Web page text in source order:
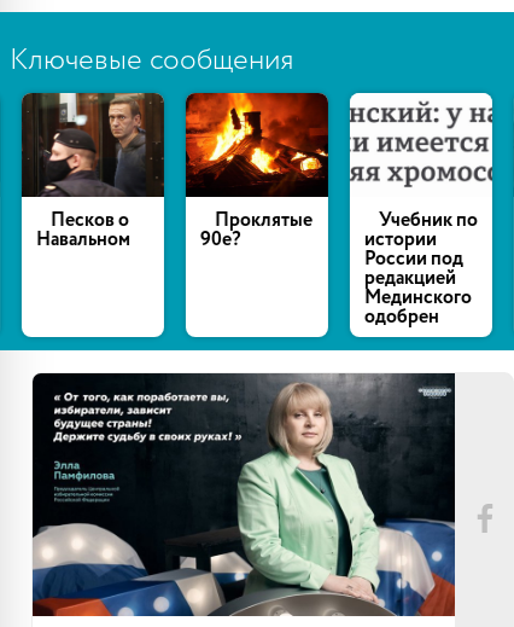
Ключевые сообщения
Песков о
Навальном
Проклятые
90е?
Учебник по
истории
России под
редакцией
Мединского
одобрен